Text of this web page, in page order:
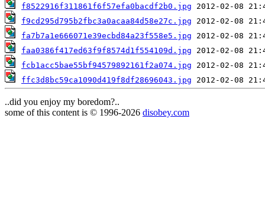
f8522916f311861f6f57efa0bacdf2b0.jpg
f9cd295d795b2fbc3a0acaa84d58e27c.jpg
fa7b7a1e666071e39ecbd84a23f558e5.jpg
faa0386f417ed63f9f8574d1f554109d.jpg
fcb1acc5bae55bf94579892161f2a074.jpg
ffc3d8bc59ca1090d419f8df28696043.jpg
..did you enjoy my boredom?..
some of this content is © 1996-2026 disobey.com